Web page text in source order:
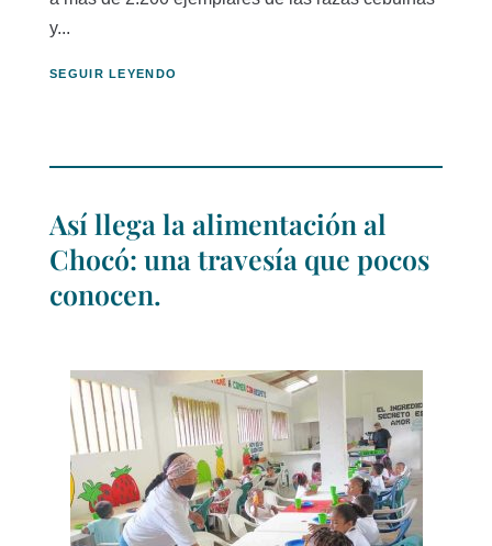
y...
SEGUIR LEYENDO
Así llega la alimentación al
Chocó: una travesía que pocos
conocen.